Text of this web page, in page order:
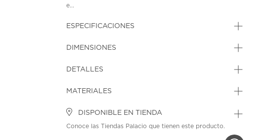
e...
ESPECIFICACIONES
DIMENSIONES
DETALLES
MATERIALES
DISPONIBLE EN TIENDA
Conoce las Tiendas Palacio que tienen este producto.